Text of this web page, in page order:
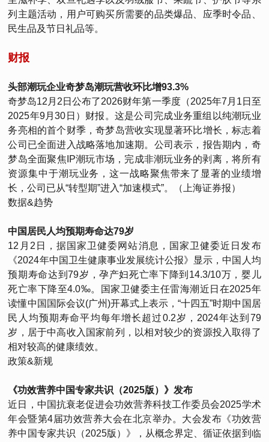
列主题活动，用户可购买所需要的品类爆品、应季时令品、
民生品及节日礼品等。
财报
头部潮玩企业奇梦岛潮玩营收环比增93.3%
奇梦岛12月2日公布了2026财年第一季度（2025年7月1日至
2025年9月30日）财报。这是公司完成业务重组以纯潮玩业
务亮相的首个财季，奇梦岛营收实现显著环比增长，标志着
公司已全面进入战略落地加速期。公司表示，报告期内，奇
梦岛全面聚焦IP潮玩市场，完成非潮玩业务的剥离，将所有
资源集中于潮玩业务，这一战略聚焦带来了显著的业绩增
长，公司已从“转型期”进入“加速模式”。（上海证券报）
数据&趋势
中国居民人均预期寿命达79岁
12月2日，据国家卫健委网站消息，国家卫健委近日发布
《2024年中国卫生健康事业发展统计公报》显示，中国人均
预期寿命达到79岁，孕产妇死亡率下降到14.3/10万，婴儿
死亡率下降至4.0‰。国家卫健委主任雷海潮近日在2025年
读懂中国国际会议(广州)开幕式上表示，“十四五”时期中国居
民人均预期寿命平均每年增长超过0.2岁，2024年达到79
岁，居于中高收入国家前列，以相对较少的资源投入取得了
相对较高的健康绩效。
政策&新规
《功效营养中国专家共识（2025版）》发布
近日，中国抗衰老促进会功效营养科技工作委员会2025学术
年会暨第4届功效营养大会在北京举办。大会发布《功效营
养中国专家共识（2025版）》，从概念界定、循证依据到临